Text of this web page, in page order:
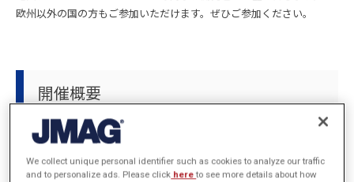
欧州以外の国の方もご参加いただけます。ぜひご参加ください。
開催概要
主催 POWERSYS
We collect unique personal identifier such as cookies to analyze our traffic
and to personalize ads. Please click hereto see more details about how